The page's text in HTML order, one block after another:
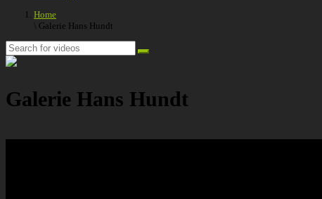
Home
\ Galerie Hans Hundt
Galerie Hans Hundt